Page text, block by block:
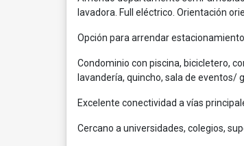
lavadora. Full eléctrico. Orientación
Opción para arrendar estacionamiento
Condominio con piscina, bicicletero,
lavandería, quincho, sala de eventos/
Excelente conectividad a vías
Cercano a universidades, colegios,